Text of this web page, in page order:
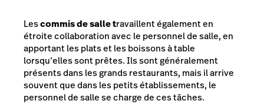
Lescommis de salle travaillent également en
étroite collaboration avec le personnel de salle, en
apportant les plats et les boissons à table
lorsqu’elles sont prêtes. Ils sont généralement
présents dans les grands restaurants, mais il arrive
souvent que dans les petits établissements, le
personnel de salle se charge de ces tâches.